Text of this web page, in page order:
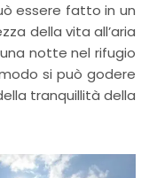
essere fatto in un
della vita all’aria
notte nel rifugio
si può godere
tranquillità della